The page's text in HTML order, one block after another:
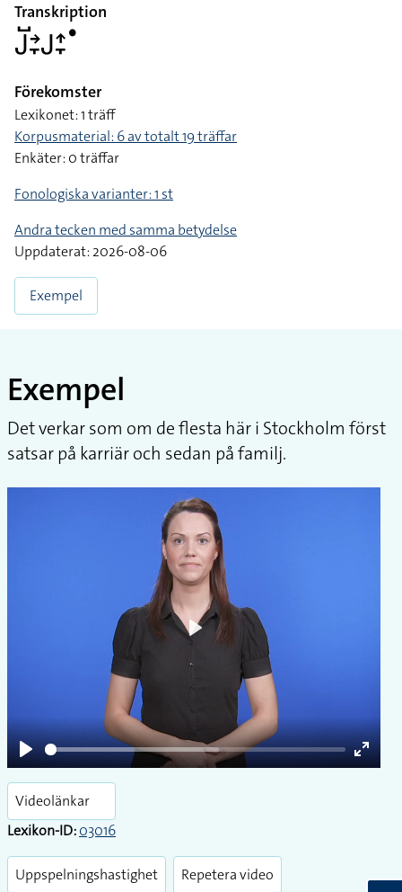
Transkription
􌤢􌤹􌥔􌥙􌤢􌤴􌥙􌤟
Förekomster
Lexikonet: 1 träff
Korpusmaterial: 6 av totalt 19 träffar
Enkäter: 0 träffar
Fonologiska varianter: 1 st
Andra tecken med samma betydelse
Uppdaterat: 2026-08-06
Exempel
Exempel
Det verkar som om de flesta här i Stockholm först
satsar på karriär och sedan på familj.
Play
Enter
Videolänkar
Lexikon-ID:03016
Uppspelningshastighet Repetera video